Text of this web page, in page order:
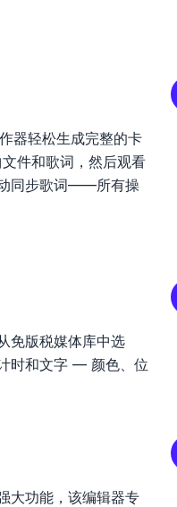
器轻松生成完整的卡
件和歌词，然后观看
同步歌词——所有操
免版税媒体库中选
时和文字 — 颜色、位
大功能，该编辑器专